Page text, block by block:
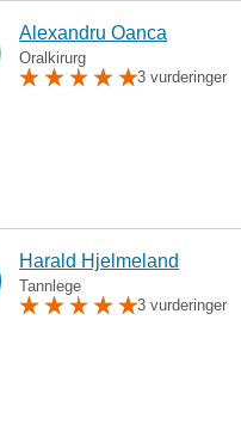
Alexandru Oanca
Oralkirurg
3 vurderinger
Harald Hjelmeland
Tannlege
3 vurderinger